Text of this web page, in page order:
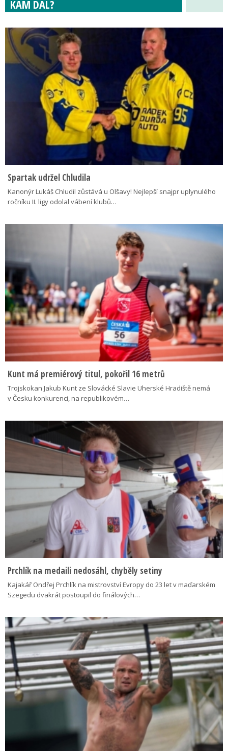
KAM DÁL?
Spartak udržel Chludila
Kanonýr Lukáš Chludil zůstává u Olšavy! Nejlepší snajpr uplynulého
ročníku II. ligy odolal vábení klubů…
Kunt má premiérový titul, pokořil 16 metrů
Trojskokan Jakub Kunt ze Slovácké Slavie Uherské Hradiště nemá
v Česku konkurenci, na republikovém…
Prchlík na medaili nedosáhl, chyběly setiny
Kajakář Ondřej Prchlík na mistrovství Evropy do 23 let v maďarském
Szegedu dvakrát postoupil do finálových…